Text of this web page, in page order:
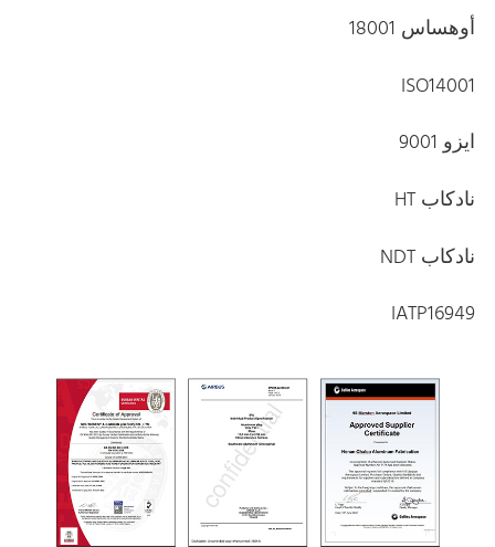
أوهساس 18001
ISO14001
ايزو 9001
نادكاب HT
نادكاب NDT
IATP16949